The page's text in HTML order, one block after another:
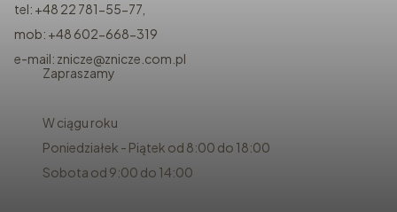
tel: +48 22 781-55-77,
mob: +48 602-668-319
e-mail: znicze@znicze.com.pl
Zapraszamy
W ciągu roku
Poniedziałek - Piątek od 8:00 do 18:00
Sobota od 9:00 do 14:00